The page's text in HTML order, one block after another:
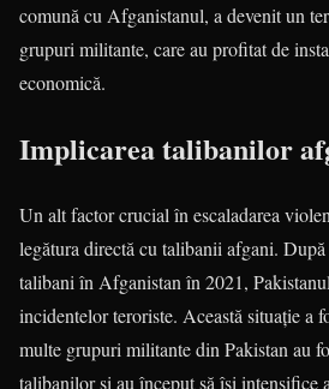
comună cu Afganistanul, a devenit un
grupuri militante, care au profitat de
economică.
Implicarea talibanilor
Un alt factor crucial în escaladarea
legătura directă cu talibanii afgani.
talibani în Afganistan în 2021,
incidentelor teroriste. Această situație a
multe grupuri militante din Pakistan au
talibanilor și au început să își intensifice